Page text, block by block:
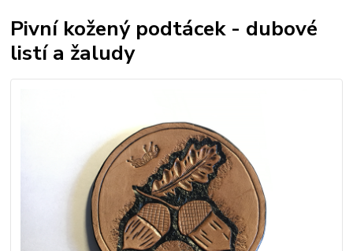
Pivní kožený podtácek - dubové
listí a žaludy